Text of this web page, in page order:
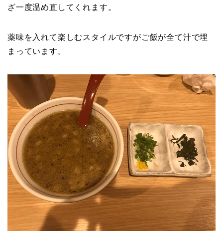
ざ一度温め直してくれます。
薬味を入れて楽しむスタイルですがご飯が全て汁で埋
まっています。